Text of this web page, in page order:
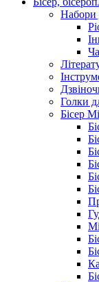
Набори
Голки
Бісер